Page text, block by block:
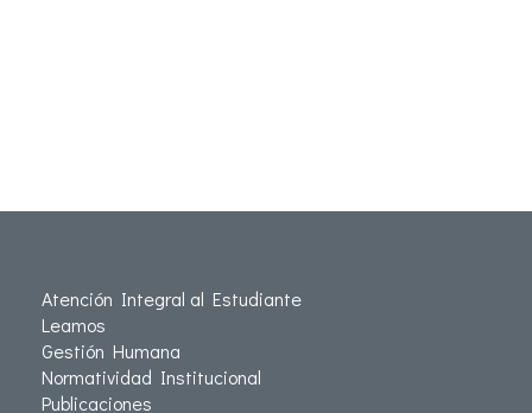
Atención Integral al Estudiante
Leamos
Gestión Humana
Normatividad Institucional
Publicaciones